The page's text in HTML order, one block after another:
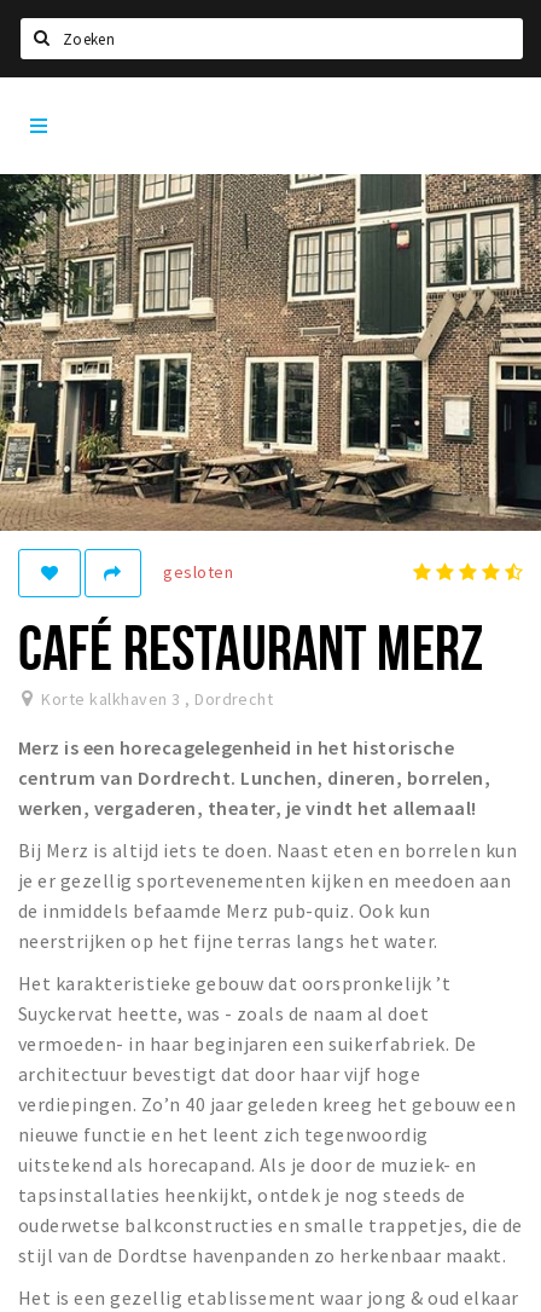
Home
Agenda
Bioscoopagenda
Deals
Nieuws
Leuke tips & trends
Interviews
Eten
Drinken
Slapen
Recreatief
Winkels
Winkelgebieden
Parkeren
Bezienswaardigheden
Musea, theaters & podia
Toeristische routes
Sport
Natuur
Inloggen
gesloten
CAFÉ RESTAURANT MERZ
Korte kalkhaven 3 , Dordrecht
Merz is een horecagelegenheid in het historische
centrum van Dordrecht. Lunchen, dineren, borrelen,
werken, vergaderen, theater, je vindt het allemaal!
Bij Merz is altijd iets te doen. Naast eten en borrelen kun
je er gezellig sportevenementen kijken en meedoen aan
de inmiddels befaamde Merz pub-quiz. Ook kun
neerstrijken op het fijne terras langs het water.
Het karakteristieke gebouw dat oorspronkelijk ’t
Suyckervat heette, was - zoals de naam al doet
vermoeden- in haar beginjaren een suikerfabriek. De
architectuur bevestigt dat door haar vijf hoge
verdiepingen. Zo’n 40 jaar geleden kreeg het gebouw een
nieuwe functie en het leent zich tegenwoordig
uitstekend als horecapand. Als je door de muziek- en
tapsinstallaties heenkijkt, ontdek je nog steeds de
ouderwetse balkconstructies en smalle trappetjes, die de
stijl van de Dordtse havenpanden zo herkenbaar maakt.
Het is een gezellig etablissement waar jong & oud elkaar